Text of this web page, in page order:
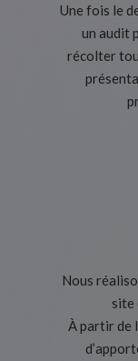
Une fois le
un audit
récolter
Nous
site
À partir de